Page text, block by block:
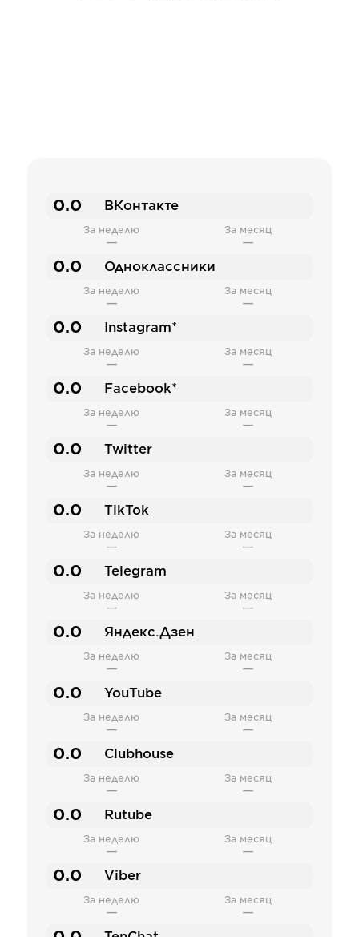
0.0 ВКонтакте
За неделю
—
За месяц
—
0.0 Одноклассники
За неделю
—
За месяц
—
0.0 Instagram*
За неделю
—
За месяц
—
0.0 Facebook*
За неделю
—
За месяц
—
0.0 Twitter
За неделю
—
За месяц
—
0.0 TikTok
За неделю
—
За месяц
—
0.0 Telegram
За неделю
—
За месяц
—
0.0 Яндекс.Дзен
За неделю
—
За месяц
—
0.0 YouTube
За неделю
—
За месяц
—
0.0 Clubhouse
За неделю
—
За месяц
—
0.0 Rutube
За неделю
—
За месяц
—
0.0 Viber
За неделю
—
За месяц
—